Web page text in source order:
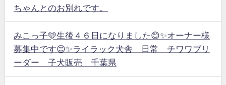
ちゃんとのお別れです。
みこっ子🩵生後４６日になりました😊✨オーナー様
募集中です😊✨ライラック犬舎 日常 チワワブリ
ーダー 子犬販売 千葉県